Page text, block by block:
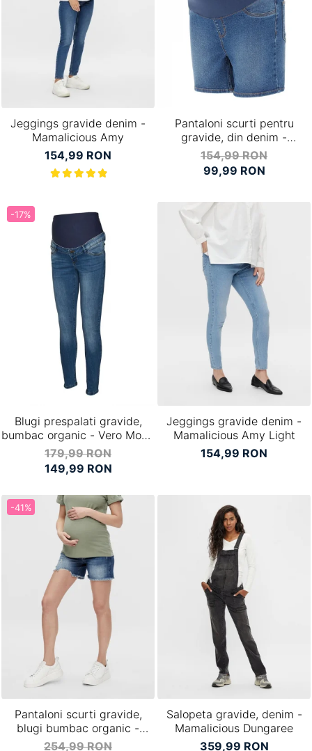
Jeggings gravide denim -
Mamalicious Amy
154,99 RON
Pantaloni scurti pentru
gravide, din denim -
Mamalicious Amy
154,99 RON
99,99 RON
-17%
Blugi prespalati gravide,
bumbac organic - Vero Moda
Tanya GA
179,99 RON
149,99 RON
Jeggings gravide denim -
Mamalicious Amy Light
154,99 RON
-41%
Pantaloni scurti gravide,
blugi bumbac organic -
Mamalicious Hampshire
254,99 RON
Salopeta gravide, denim -
Mamalicious Dungaree
359,99 RON